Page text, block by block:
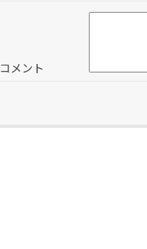
コメント